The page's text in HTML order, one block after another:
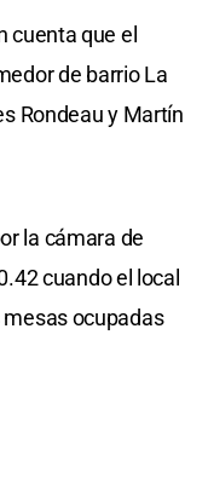
cuenta que el
de barrio La
Rondeau y Martín
la cámara de
cuando el local
ocupadas